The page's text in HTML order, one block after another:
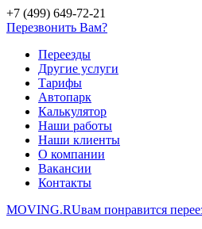
+7 (499) 649-72-21
Перезвонить Вам?
Переезды
Другие услуги
Тарифы
Автопарк
Калькулятор
Наши работы
Наши клиенты
О компании
Вакансии
Контакты
MOVING.RUвам понравится